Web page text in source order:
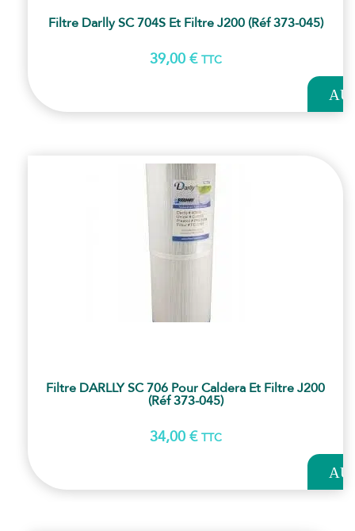
Filtre Darlly SC 704S Et Filtre J200 (Réf 373-045)
39,00 € TTC
AU
Filtre DARLLY SC 706 Pour Caldera Et Filtre J200
(Réf 373-045)
34,00 € TTC
AU